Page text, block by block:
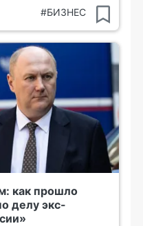
#БИЗНЕС
как прошло
делу экс-